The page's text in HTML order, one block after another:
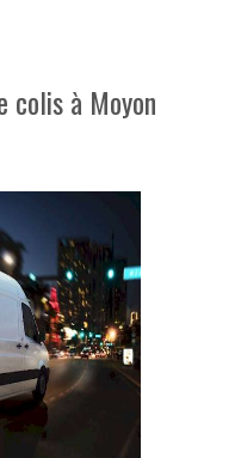
colis à Moyon